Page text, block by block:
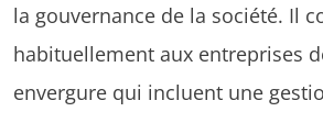
la gouvernance de la société. Il
habituellement aux entreprises
envergure qui incluent une